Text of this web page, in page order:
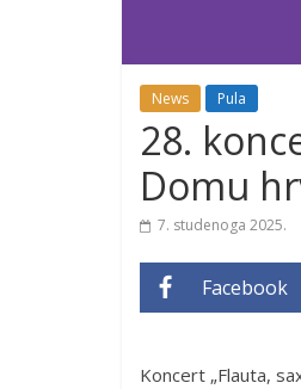
News Pula
28.
Domu
7. studenoga 2025.
Facebook
Koncert „Flauta,